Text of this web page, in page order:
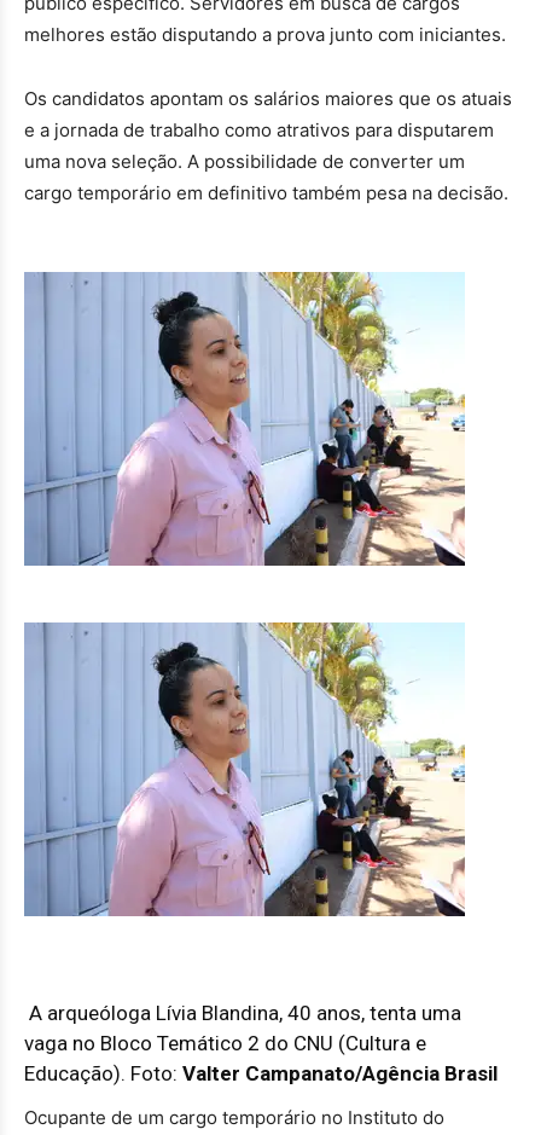
melhores estão disputando a prova junto com iniciantes.
Os candidatos apontam os salários maiores que os atuais
e a jornada de trabalho como atrativos para disputarem
uma nova seleção. A possibilidade de converter um
cargo temporário em definitivo também pesa na decisão.
A arqueóloga Lívia Blandina, 40 anos, tenta uma
vaga no Bloco Temático 2 do CNU (Cultura e
Educação). Foto: Valter Campanato/Agência Brasil
Ocupante de um cargo temporário no Instituto do